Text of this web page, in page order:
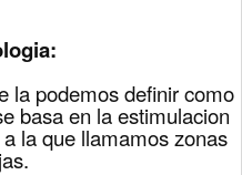
la podemos definir como
basa en la estimulacion
la que llamamos zonas